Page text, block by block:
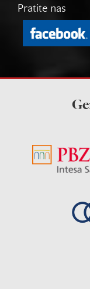
Pratite nas